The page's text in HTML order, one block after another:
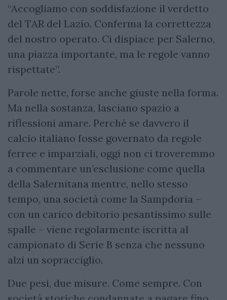
“Accogliamo con soddisfazione il verdetto
del TAR del Lazio. Conferma la correttezza
del nostro operato. Ci dispiace per Salerno,
una piazza importante, ma le regole vanno
rispettate”.
Parole nette, forse anche giuste nella forma.
Ma nella sostanza, lasciano spazio a
riflessioni amare. Perché se davvero il
calcio italiano fosse governato da regole
ferree e imparziali, oggi non ci troveremmo
a commentare un’esclusione come quella
della Salernitana mentre, nello stesso
tempo, una società come la Sampdoria –
con un carico debitorio pesantissimo sulle
spalle – viene regolarmente iscritta al
campionato di Serie B senza che nessuno
alzi un sopracciglio.
Due pesi, due misure. Come sempre. Con